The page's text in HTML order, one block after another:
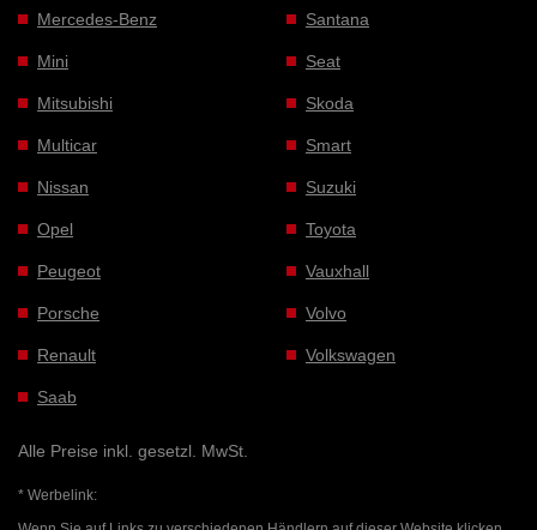
Mercedes-Benz
Mini
Mitsubishi
Multicar
Nissan
Opel
Peugeot
Porsche
Renault
Saab
Santana
Seat
Skoda
Smart
Suzuki
Toyota
Vauxhall
Volvo
Volkswagen
Alle Preise inkl. gesetzl. MwSt.
* Werbelink: